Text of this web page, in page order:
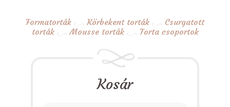
Formatorták Körbekent torták
Csurgatott
torták
Mousse torták Torta csoportok
Kosár